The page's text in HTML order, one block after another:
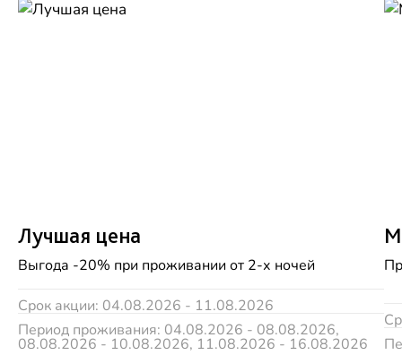
Лучшая цена
Выгода -20% при проживании от 2-х ночей
Срок акции: 04.08.2026 - 11.08.2026
Период проживания: 04.08.2026 - 08.08.2026,
08.08.2026 - 10.08.2026, 11.08.2026 - 16.08.2026